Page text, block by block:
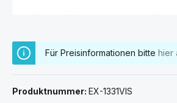
Für Preisinformationen bitte hier
Produktnummer: EX-1331VIS